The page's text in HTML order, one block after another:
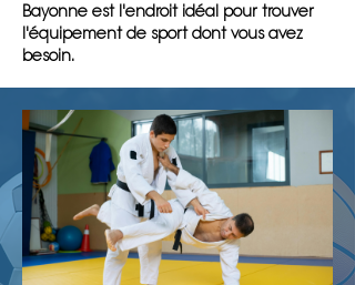
Bayonne est l'endroit idéal pour trouver
l'équipement de sport dont vous avez
besoin.